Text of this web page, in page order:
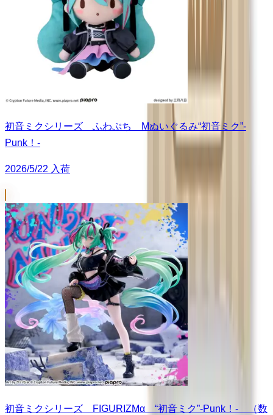
初音ミクシリーズ ふわぷち Mぬいぐるみ“初音ミク”-
Punk！-
2026/5/22 入荷
初音ミクシリーズ FIGURIZMα “初音ミク”-Punk！- （数